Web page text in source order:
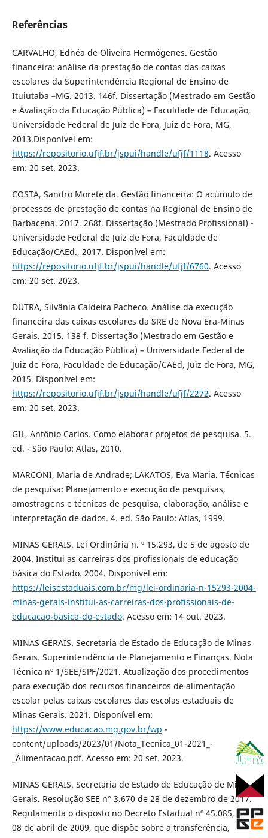
Referências
CARVALHO, Ednéa de Oliveira Hermógenes. Gestão
financeira: análise da prestação de contas das caixas
escolares da Superintendência Regional de Ensino de
Ituiutaba –MG. 2013. 146f. Dissertação (Mestrado em Gestão
e Avaliação da Educação Pública) – Faculdade de Educação,
Universidade Federal de Juiz de Fora, Juiz de Fora, MG,
2013.Disponível em:
https://repositorio.ufjf.br/jspui/handle/ufjf/1118. Acesso
em: 20 set. 2023.
COSTA, Sandro Morete da. Gestão financeira: O acúmulo de
processos de prestação de contas na Regional de Ensino de
Barbacena. 2017. 268f. Dissertação (Mestrado Profissional) -
Universidade Federal de Juiz de Fora, Faculdade de
Educação/CAEd., 2017. Disponível em:
https://repositorio.ufjf.br/jspui/handle/ufjf/6760. Acesso
em: 20 set. 2023.
DUTRA, Silvânia Caldeira Pacheco. Análise da execução
financeira das caixas escolares da SRE de Nova Era-Minas
Gerais. 2015. 138 f. Dissertação (Mestrado em Gestão e
Avaliação da Educação Pública) – Universidade Federal de
Juiz de Fora, Faculdade de Educação/CAEd, Juiz de Fora, MG,
2015. Disponível em:
https://repositorio.ufjf.br/jspui/handle/ufjf/2272. Acesso
em: 20 set. 2023.
GIL, Antônio Carlos. Como elaborar projetos de pesquisa. 5.
ed. - São Paulo: Atlas, 2010.
MARCONI, Maria de Andrade; LAKATOS, Eva Maria. Técnicas
de pesquisa: Planejamento e execução de pesquisas,
amostragens e técnicas de pesquisa, elaboração, análise e
interpretação de dados. 4. ed. São Paulo: Atlas, 1999.
MINAS GERAIS. Lei Ordinária n. º 15.293, de 5 de agosto de
2004. Institui as carreiras dos profissionais de educação
básica do Estado. 2004. Disponível em:
https://leisestaduais.com.br/mg/lei-ordinaria-n-15293-2004-
minas-gerais-institui-as-carreiras-dos-profissionais-de-
educacao-basica-do-estado. Acesso em: 14 out. 2023.
MINAS GERAIS. Secretaria de Estado de Educação de Minas
Gerais. Superintendência de Planejamento e Finanças. Nota
Técnica nº 1/SEE/SPF/2021. Atualização dos procedimentos
para execução dos recursos financeiros de alimentação
escolar pelas caixas escolares das escolas estaduais de
Minas Gerais. 2021. Disponível em:
https://www.educacao.mg.gov.br/wp -
content/uploads/2023/01/Nota_Tecnica_01-2021_-
_Alimentacao.pdf. Acesso em: 20 set. 2023.
MINAS GERAIS. Secretaria de Estado de Educação de Minas
Gerais. Resolução SEE n° 3.670 de 28 de dezembro de 2017.
Regulamenta o disposto no Decreto Estadual nº 45.085, de
08 de abril de 2009, que dispõe sobre a transferência,